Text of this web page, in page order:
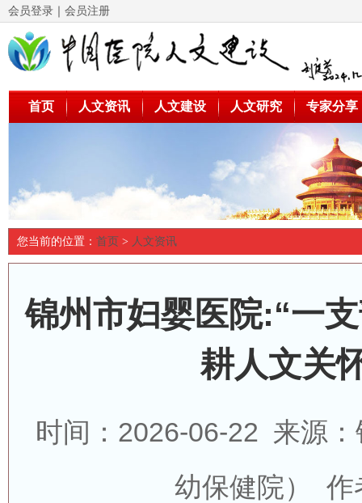
会员登录 ｜ 会员注册
首页 人文资讯 人文建设 人文研究 专家分享
您当前的位置： 首页 > 人文资讯
锦州市妇婴医院:“一
耕人文关
时间：2026-06-22 来源
幼保健院） 作